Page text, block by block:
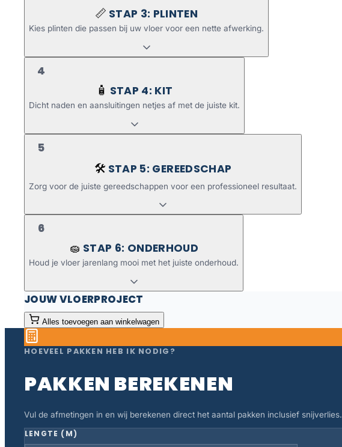
📏 STAP 3: PLINTEN
Kies plinten die passen bij uw vloer voor een nette afwerking.
4
🧴 STAP 4: KIT
Dicht naden en aansluitingen netjes af met de juiste kit.
5
🛠️ STAP 5: GEREEDSCHAP
Zorg voor de juiste gereedschappen voor een professioneel resultaat.
6
🧽 STAP 6: ONDERHOUD
Houd je vloer jarenlang mooi met het juiste onderhoud.
JOUW VLOERPROJECT
Alles toevoegen aan winkelwagen
HOEVEEL PAKKEN HEB IK NODIG?
PAKKEN BEREKENEN
Vul de afmetingen in en wij berekenen direct het aantal pakken inclusief snijverlies.
LENGTE (M)